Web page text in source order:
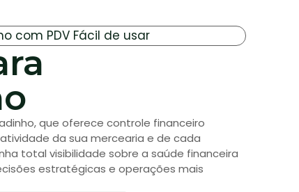
com PDV Fácil de usar
que oferece controle financeiro
da sua mercearia e de cada
total visibilidade sobre a saúde financeira
estratégicas e operações mais